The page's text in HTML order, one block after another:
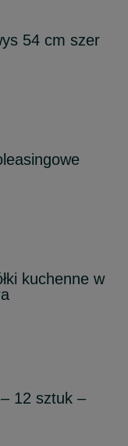
54 cm szer
kuchenne w
12 sztuk –